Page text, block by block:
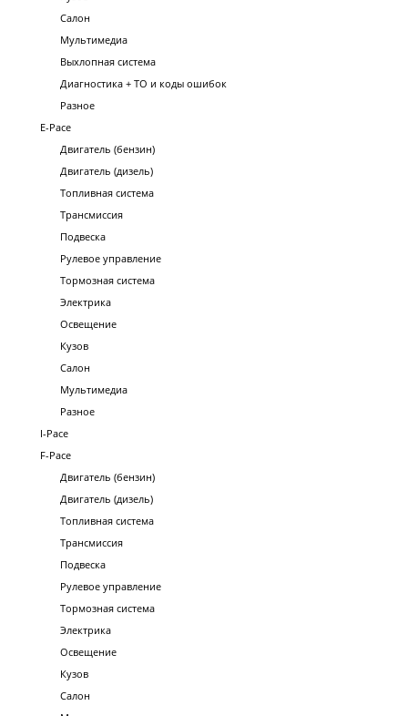
Салон
Мультимедиа
Выхлопная система
Диагностика + ТО и коды ошибок
Разное
E-Pace
Двигатель (бензин)
Двигатель (дизель)
Топливная система
Трансмиссия
Подвеска
Рулевое управление
Тормозная система
Электрика
Освещение
Кузов
Салон
Мультимедиа
Разное
I-Pace
F-Pace
Двигатель (бензин)
Двигатель (дизель)
Топливная система
Трансмиссия
Подвеска
Рулевое управление
Тормозная система
Электрика
Освещение
Кузов
Салон